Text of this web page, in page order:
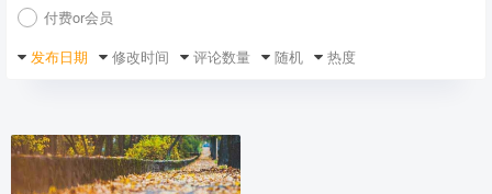
付费or会员
发布日期
修改时间 评论数量 随机 热度